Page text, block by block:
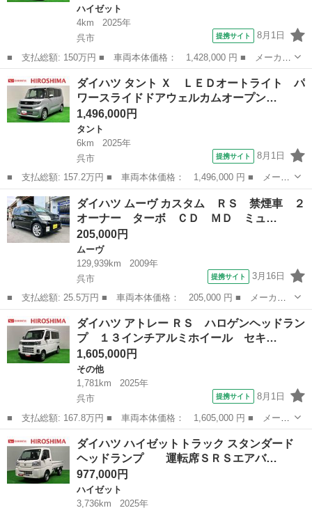
ハイゼット
4km
2025年
呉市
提携サイト 8月1日
■ 支払総額: 150万円 ■ 車両本体価格： 1,428,000 円 ■ メーカー
名： ダイハツ ■ 車種名： ハイゼットカーゴ ■ グレード名：
クルーズ プッシュボタンスタート キーフリーシステム マニュア
ルエアコン...
広島 呉市 ハイゼット
ダイハツ タント Ｘ ＬＥＤオートライト パ
ワースライドドアウェルカムオープン…
1,496,000円
タント
6km
2025年
呉市
提携サイト 8月1日
■ 支払総額: 157.2万円 ■ 車両本体価格： 1,496,000 円 ■ メーカ
ー名： ダイハツ ■ 車種名： タント ■ グレード名： Ｘ ＬＥ
Ｄオートライト パワースライドドアウェルカムオープン機能 電動
格納式ド...
広島 呉市 タント
ダイハツ ムーヴ カスタム ＲＳ 禁煙車 ２
オーナー ターボ ＣＤ ＭＤ ミュ…
205,000円
ムーヴ
129,939km
2009年
呉市
提携サイト 3月16日
■ 支払総額: 25.5万円 ■ 車両本体価格： 205,000 円 ■ メーカー
名： ダイハツ ■ 車種名： ムーヴ ■ グレード名： カスタム
ＲＳ 禁煙車 ２オーナー ターボ ＣＤ ＭＤ ミュージックプレ
イヤー接続可...
広島 呉市 ムーヴ
ダイハツ アトレー ＲＳ ハロゲンヘッドラン
プ １３インチアルミホイール セキ…
1,605,000円
その他
1,781km
2025年
呉市
提携サイト 8月1日
■ 支払総額: 167.8万円 ■ 車両本体価格： 1,605,000 円 ■ メーカ
ー名： ダイハツ ■ 車種名： アトレー ■ グレード名： ＲＳ
ハロゲンヘッドランプ １３インチアルミホイール セキュリティア
ラーム ...
広島 呉市 その他
ダイハツ ハイゼットトラック スタンダード
ヘッドランプ 運転席ＳＲＳエアバ…
977,000円
ハイゼット
3,736km
2025年